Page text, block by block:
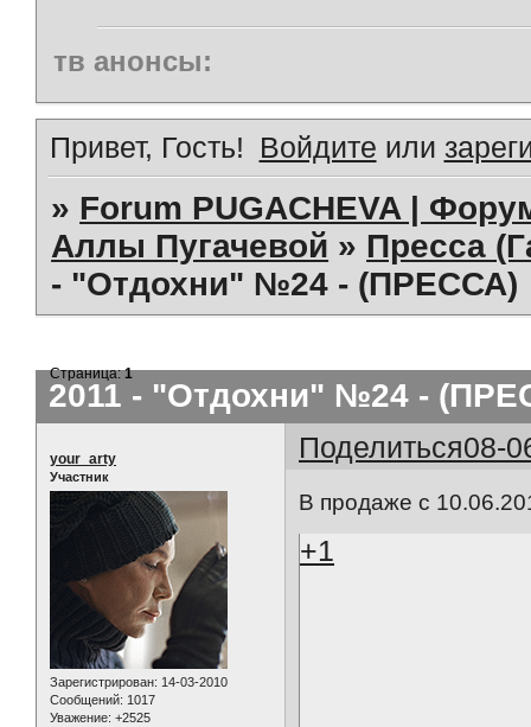
тв анонсы:
Привет, Гость! Войдите или
» Forum PUGACHEVA |
Аллы Пугачевой » Пресса
- "Отдохни" №24 - (ПРЕССА)
2011 - "Отдохни" №24 -
Страница:1
Поделиться08-
your_arty
Участник
Зарегистрирован: 14-03-2010
Сообщений: 1017
Уважение: +2525
В продаже с
+1